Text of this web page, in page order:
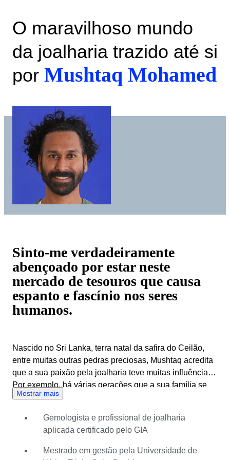
O maravilhoso mundo
da joalharia trazido até si
por Mushtaq Mohamed
Sinto-me verdadeiramente
abençoado por estar neste
mercado de tesouros que causa
espanto e fascínio nos seres
humanos.
Nascido no Sri Lanka, terra natal da safira do Ceilão,
entre muitas outras pedras preciosas, Mushtaq acredita
que a sua paixão pela joalharia teve muitas influências.
Por exemplo, há várias gerações que a sua família se
dedica ao comércio de pedras preciosas e joalharia.
sobre pedras preciosas e as suas energias. Essas
histórias suscitaram em si uma profunda admiração pela
beleza espantosa das pedras preciosas, pelo processo
Mostrar mais
Gemologista e profissional de joalharia
aplicada certificado pelo GIA
Mestrado em gestão pela Universidade de